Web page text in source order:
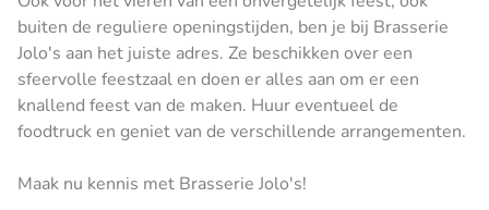
buiten de reguliere openingstijden, ben je bij Brasserie
Jolo's aan het juiste adres. Ze beschikken over een
sfeervolle feestzaal en doen er alles aan om er een
knallend feest van de maken. Huur eventueel de
foodtruck en geniet van de verschillende arrangementen.
Maak nu kennis met Brasserie Jolo's!